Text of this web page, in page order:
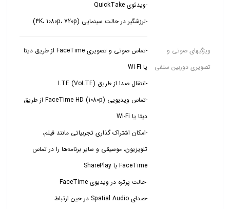
-ویدئوی QuickTake
-لرزشگیر در حالت سینمایی (4K، 1080p، 720p)
ویژگیهای صوتی و
تصویری دوربین سلفی
-تماس صوتی و تصویری FaceTime از طریق دیتا
یا Wi-Fi
-انتقال صدا از طریق LTE (VoLTE)
-تماس ویدیویی FaceTime HD (1080p) از طریق
دیتا یا Wi‑Fi
-امکان اشتراک گذاری تجربیاتی مانند فیلم،
تلویزیون، موسیقی و سایر برنامه‌ها را در تماس
-حالت پرتره در ویدیوی FaceTime
-صدای Spatial Audio در حین ارتباط